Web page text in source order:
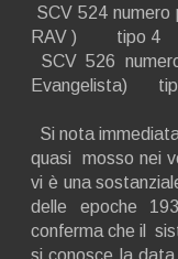
SCV 524
RAV ) tipo 4
SCV 526
Evangelista)
Si nota
quasi mosso nei
vi è una
delle epoche
conferma che il
si conosce la